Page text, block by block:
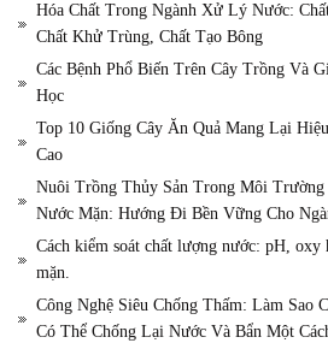
Hóa Chất Trong Ngành Xử Lý Nước:
Chất Khử Trùng, Chất Tạo Bông
Các Bệnh Phổ Biến Trên Cây Trồng Và
Học
Top 10 Giống Cây Ăn Quả Mang Lại
Cao
Nuôi Trồng Thủy Sản Trong Môi
Nước Mặn: Hướng Đi Bền Vững Cho
Cách kiểm soát chất lượng nước: pH, oxy
mặn.
Công Nghệ Siêu Chống Thấm: Làm Sao
Có Thể Chống Lại Nước Và Bẩn Một